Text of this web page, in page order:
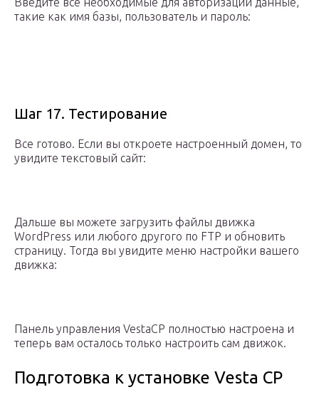
такие как имя базы, пользователь и пароль:
Шаг 17. Тестирование
Все готово. Если вы откроете настроенный домен, то
увидите текстовый сайт:
Дальше вы можете загрузить файлы движка
WordPress или любого другого по FTP и обновить
страницу. Тогда вы увидите меню настройки вашего
движка:
Панель управления VestaCP полностью настроена и
теперь вам осталось только настроить сам движок.
Подготовка к установке Vesta CP